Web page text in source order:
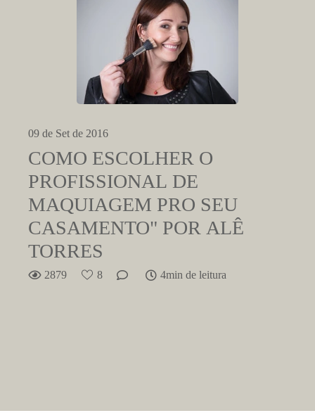
09 de Set de 2016
COMO ESCOLHER O
PROFISSIONAL DE
MAQUIAGEM PRO SEU
CASAMENTO" POR ALÊ
TORRES
2879 8 4min de leitura